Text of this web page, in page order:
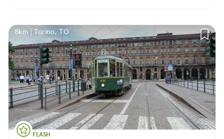
8km | Torino, TO
FLASH